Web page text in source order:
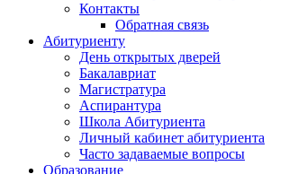
Контакты
Обратная связь
Абитуриенту
День открытых дверей
Бакалавриат
Магистратура
Аспирантура
Школа Абитуриента
Личный кабинет абитуриента
Часто задаваемые вопросы
Образование